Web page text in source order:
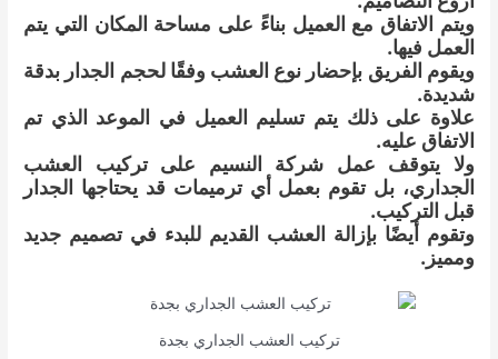
ويتم الاتفاق مع العميل بناءً على مساحة المكان التي يتم
العمل فيها.
ويقوم الفريق بإحضار نوع العشب وفقًا لحجم الجدار بدقة
شديدة.
علاوة على ذلك يتم تسليم العميل في الموعد الذي تم
الاتفاق عليه.
ولا يتوقف عمل شركة النسيم على تركيب العشب
الجداري، بل تقوم بعمل أي ترميمات قد يحتاجها الجدار
قبل التركيب.
وتقوم أيضًا بإزالة العشب القديم للبدء في تصميم جديد
ومميز.
تركيب العشب الجداري بجدة